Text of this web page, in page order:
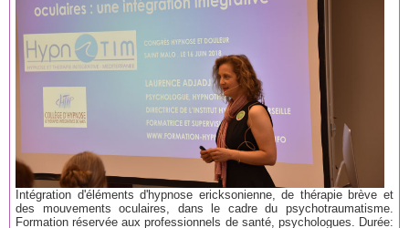
Intégration d'éléments d'hypnose ericksonienne, de thérapie brève et
des mouvements oculaires, dans le cadre du psychotraumatisme.
Formation réservée aux professionnels de santé, psychologues. Durée: